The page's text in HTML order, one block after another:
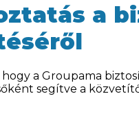
a
a Groupama
segítve a